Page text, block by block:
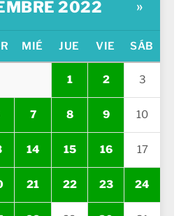
2022 »
MIÉ JUE VIE SÁB
1 2 3
7 8 9 10
14 15 16 17
21 22 23 24